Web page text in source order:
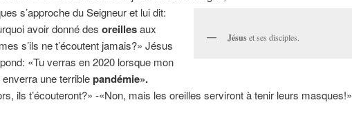
Jésuset ses disciples.
s’approche du Seigneur et lui dit:
avoir donné desoreillesaux
s’ils ne t’écoutent jamais?» Jésus
«Tu verras en 2020 lorsque mon
enverra une terriblepandémie».
ils t’écouteront?» -«Non, mais les oreilles serviront à tenir leurs masques!»